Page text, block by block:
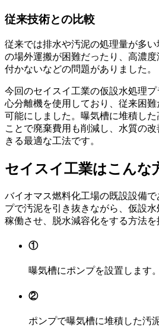
従来技術との比較
従来では排水や汚泥の処理量が多
の場外運搬が困難だったり、高濃
付かないなどの問題がありました。
今回のセイスイ工業の仮設水処理
心分離機を使用しており、従来困
可能にしました。曝気槽に堆積し
ことで廃棄費用も削減し、水質の
きる最適な工法です。
セイスイ工業はこんな
バイオマス燃料化工場の既設設備
プで汚泥を引き抜きながら、仮設
稼働させ、脱水減容化をする方法を
①
曝気槽にポンプを設置します。
②
ポンプで曝気槽に堆積した汚